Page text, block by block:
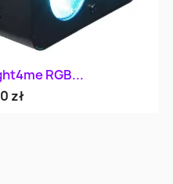
RGB...
zł